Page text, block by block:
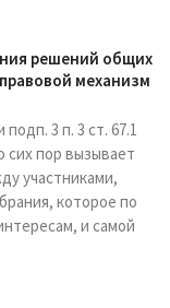
решений общих
механизм
3 п. 3 ст. 67.1
сих пор вызывает
участниками,
которое по
и самой